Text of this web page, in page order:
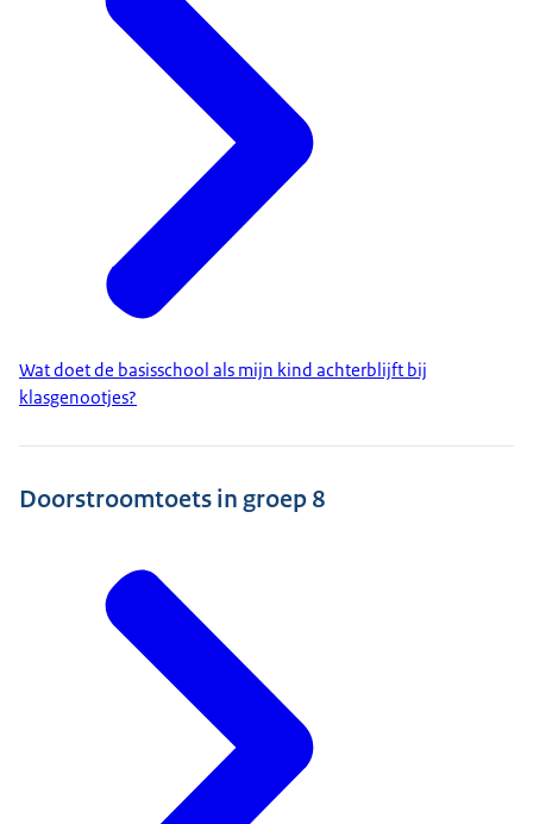
Wat doet de basisschool als mijn kind achterblijft bij
klasgenootjes?
Doorstroomtoets in groep 8